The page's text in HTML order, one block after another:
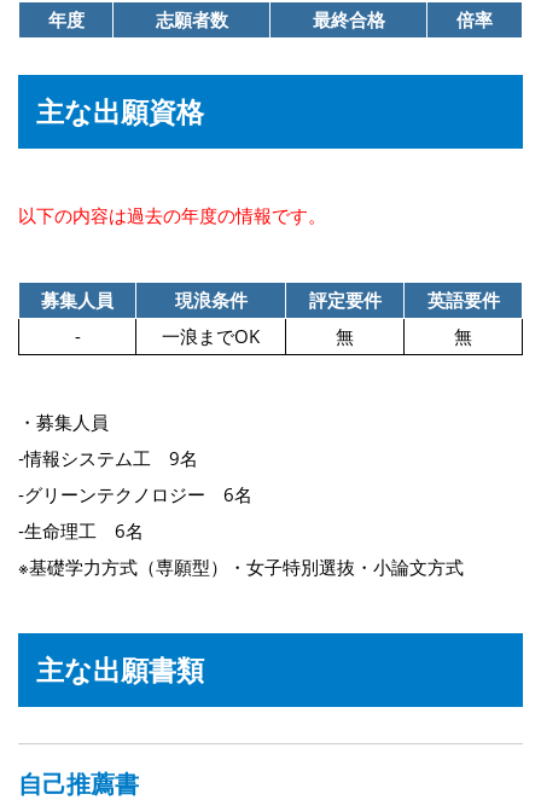
年度 志願者数 最終合格 倍率
主な出願資格
以下の内容は過去の年度の情報です。
募集人員 現浪条件 評定要件
英語要件
-
一浪までOK 無 無
・募集人員
‐情報システム工 9名
‐グリーンテクノロジー 6名
‐生命理工 6名
※基礎学力方式（専願型）・女子特別選抜・小論文方式
主な出願書類
自己推薦書